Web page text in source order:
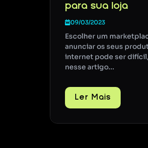
para sua loja
09/03/2023
Escolher um
anunciar os seus
internet pode ser
nesse artigo...
Ler Mais